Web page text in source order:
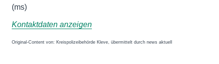
(ms)
Kontaktdaten anzeigen
Original-Content von: Kreispolizeibehörde Kleve, übermittelt durch news aktuell